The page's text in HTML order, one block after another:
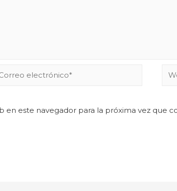
este navegador para la próxima vez que